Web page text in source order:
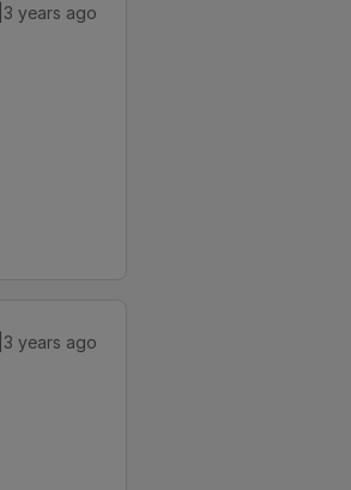
years ago
years ago